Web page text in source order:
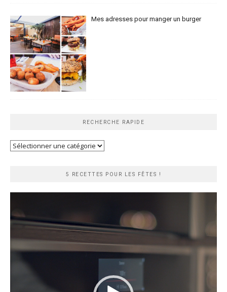
Mes adresses pour manger un burger
RECHERCHE RAPIDE
Recherche
5 RECETTES POUR LES FÊTES !